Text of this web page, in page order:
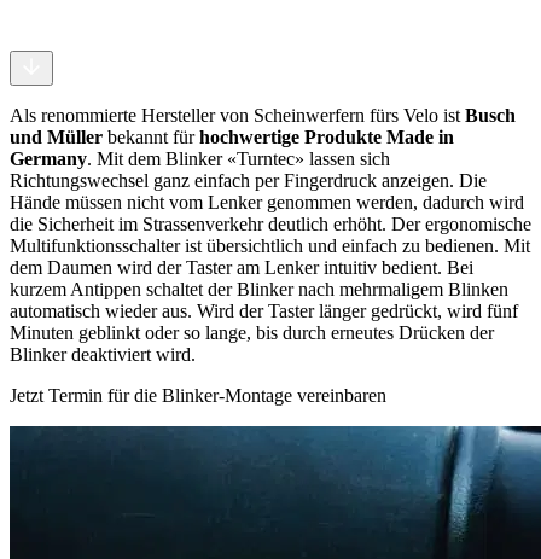
Als renommierte Hersteller von Scheinwerfern fürs Velo ist Busch
und Müller bekannt fürhochwertige Produkte Made in
Germany. Mit dem Blinker «Turntec» lassen sich
Richtungswechsel ganz einfach per Fingerdruck anzeigen. Die
Hände müssen nicht vom Lenker genommen werden, dadurch wird
die Sicherheit im Strassenverkehr deutlich erhöht. Der ergonomische
Multifunktionsschalter ist übersichtlich und einfach zu bedienen. Mit
dem Daumen wird der Taster am Lenker intuitiv bedient. Bei
kurzem Antippen schaltet der Blinker nach mehrmaligem Blinken
automatisch wieder aus. Wird der Taster länger gedrückt, wird fünf
Minuten geblinkt oder so lange, bis durch erneutes Drücken der
Blinker deaktiviert wird.
Jetzt Termin für die Blinker-Montage vereinbaren